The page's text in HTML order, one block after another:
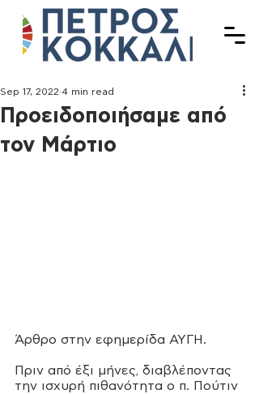
Προειδοποιήσαμε από
τον Μάρτιο
Sep 17, 2022 4 min read
Άρθρο στην εφημερίδα ΑΥΓΗ.
Πριν από έξι μήνες, διαβλέποντας
την ισχυρή πιθανότητα ο π. Πούτιν